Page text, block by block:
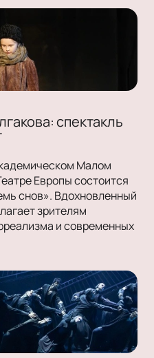
спектакль
Малом
Европы состоится
снов». Вдохновленный
зрителям
и современных